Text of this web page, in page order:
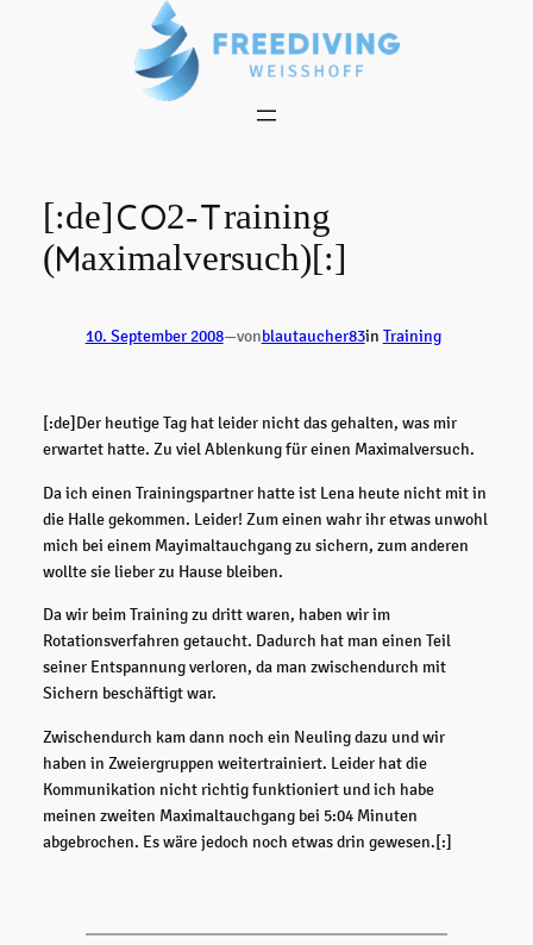
[:de]CO2-Training
(Maximalversuch)[:]
10. September 2008—vonblautaucher83in Training
[:de]Der heutige Tag hat leider nicht das gehalten, was mir
erwartet hatte. Zu viel Ablenkung für einen Maximalversuch.
Da ich einen Trainingspartner hatte ist Lena heute nicht mit in
die Halle gekommen. Leider! Zum einen wahr ihr etwas unwohl
mich bei einem Mayimaltauchgang zu sichern, zum anderen
wollte sie lieber zu Hause bleiben.
Da wir beim Training zu dritt waren, haben wir im
Rotationsverfahren getaucht. Dadurch hat man einen Teil
seiner Entspannung verloren, da man zwischendurch mit
Sichern beschäftigt war.
Zwischendurch kam dann noch ein Neuling dazu und wir
haben in Zweiergruppen weitertrainiert. Leider hat die
Kommunikation nicht richtig funktioniert und ich habe
meinen zweiten Maximaltauchgang bei 5:04 Minuten
abgebrochen. Es wäre jedoch noch etwas drin gewesen.[:]